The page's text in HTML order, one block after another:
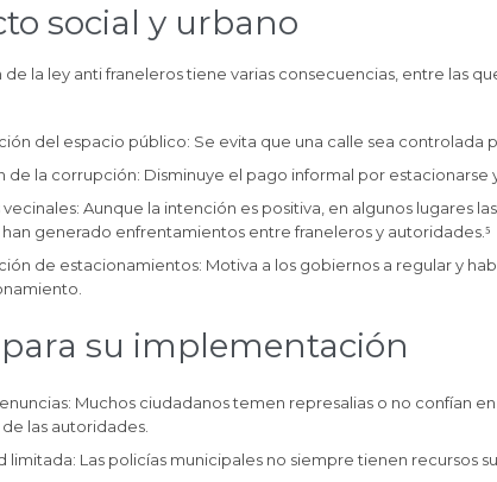
social y urbano
de la ley anti franeleros tiene varias consecuencias, entre las
del espacio público: Se evita que una calle sea controlada
de la corrupción: Disminuye el pago informal por estacionarse
Aunque la intención es positiva, en algunos lugares las
han generado enfrentamientos entre franeleros y autoridades.⁵
de estacionamientos: Motiva a los gobiernos a regular y
para su implementación
Muchos ciudadanos temen represalias o no confían en
las autoridades.
limitada: Las policías municipales no siempre tienen recursos